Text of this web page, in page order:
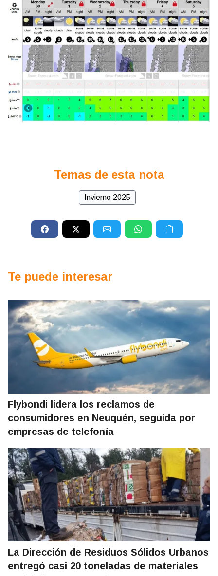
Temas de esta nota
Invierno 2025
Te puede interesar
Flybondi lidera los reclamos de
consumidores en Neuquén, seguida por
empresas de telefonía
La Dirección de Residuos Sólidos Urbanos
entregó casi 20 toneladas de materiales